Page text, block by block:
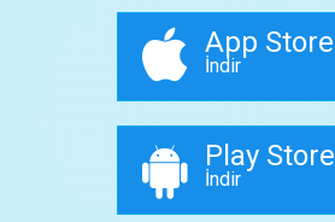
App Store
İndir
Play Store
İndir